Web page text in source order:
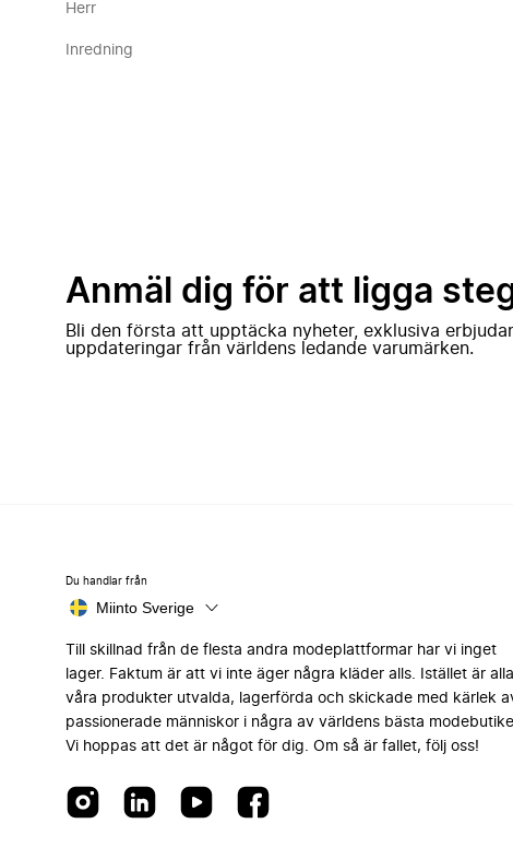
Herr
Inredning
Anmäl dig för att ligga
Bli den första att upptäcka nyheter, exklusiva
uppdateringar från världens ledande varumärken.
Du handlar från
Miinto Sverige
Till skillnad från de flesta andra modeplattformar har vi inget
lager. Faktum är att vi inte äger några kläder alls. Istället är alla
våra produkter utvalda, lagerförda och skickade med kärlek
passionerade människor i några av världens bästa
Vi hoppas att det är något för dig. Om så är fallet, följ oss!